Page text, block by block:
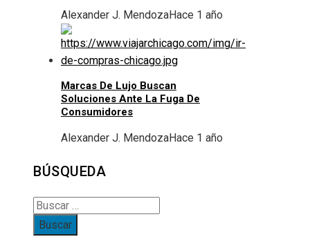
Alexander J. MendozaHace 1 año
Marcas De Lujo Buscan
Soluciones Ante La Fuga De
Consumidores
Alexander J. MendozaHace 1 año
BÚSQUEDA
Buscar: